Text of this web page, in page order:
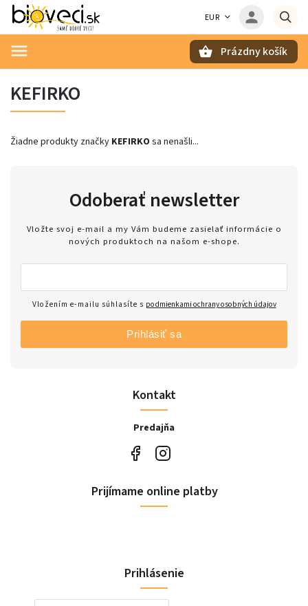
EUR
Prázdny košík
KEFIRKO
Žiadne produkty značky KEFIRKO sa nenašli...
Kontakt
Predajňa
Odoberať newsletter
Vložte svoj e-mail a my Vám budeme zasielať informácie o
nových produktoch na našom e-shope.
Vložením e-mailu súhlasíte s podmienkami ochrany osobných údajov
Prihlásiť sa
Prijímame online platby
Prihlásenie